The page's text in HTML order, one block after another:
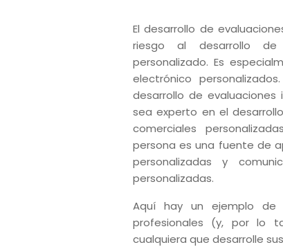
El desarrollo de
riesgo al desarrollo de
personalizado. Es
electrónico personalizados.
desarrollo de
sea experto en el
comerciales
persona es una fuente de
personalizadas y
personalizadas.
Aquí hay un ejemplo de
profesionales (y, por lo
cualquiera que desarrolle